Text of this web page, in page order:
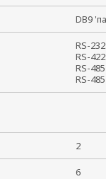
DB9
RS-
RS-
RS-
RS-
2
6